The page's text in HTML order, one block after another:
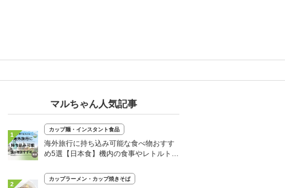
マルちゃん人気記事
1
カップ麺・インスタント食品
海外旅行に持ち込み可能な食べ物おすす
め5選【日本食】機内の食事やレトルト食
2
カップラーメン・カップ焼きそば